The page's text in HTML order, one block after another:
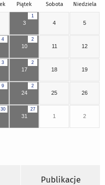
Piątek Sobota Niedziela
1
3 4 5
4 2
10 11 12
3 2
17 18 19
9 2
24 25 26
30 27
31 1 2
Publikacje